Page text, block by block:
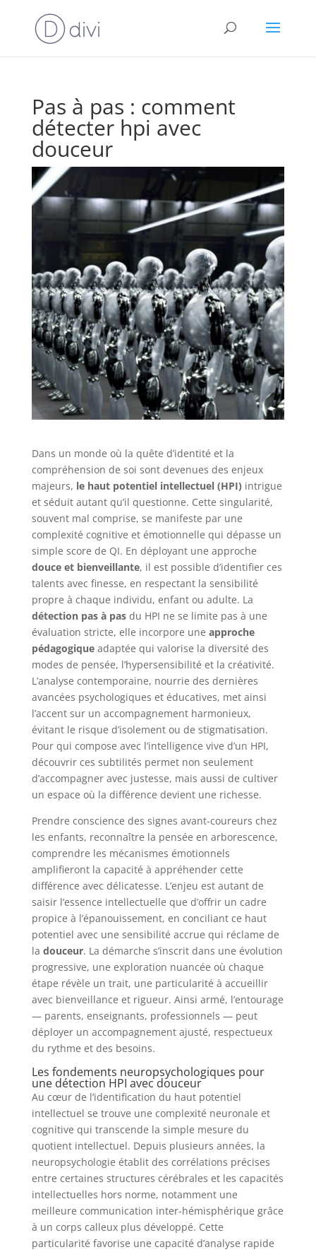
Pas à pas : comment
détecter hpi avec
douceur
Dans un monde où la quête d’identité et la
compréhension de soi sont devenues des enjeux
majeurs, le haut potentiel intellectuel (HPI) intrigue
et séduit autant qu’il questionne. Cette singularité,
souvent mal comprise, se manifeste par une
complexité cognitive et émotionnelle qui dépasse un
simple score de QI. En déployant une approche
douce et bienveillante, il est possible d’identifier ces
talents avec finesse, en respectant la sensibilité
propre à chaque individu, enfant ou adulte. La
détection pas à pasdu HPI ne se limite pas à une
évaluation stricte, elle incorpore une approche
pédagogiqueadaptée qui valorise la diversité des
modes de pensée, l’hypersensibilité et la créativité.
L’analyse contemporaine, nourrie des dernières
avancées psychologiques et éducatives, met ainsi
l’accent sur un accompagnement harmonieux,
évitant le risque d’isolement ou de stigmatisation.
Pour qui compose avec l’intelligence vive d’un HPI,
découvrir ces subtilités permet non seulement
d’accompagner avec justesse, mais aussi de cultiver
un espace où la différence devient une richesse.
Prendre conscience des signes avant-coureurs chez
les enfants, reconnaître la pensée en arborescence,
comprendre les mécanismes émotionnels
amplifieront la capacité à appréhender cette
différence avec délicatesse. L’enjeu est autant de
saisir l’essence intellectuelle que d’offrir un cadre
propice à l’épanouissement, en conciliant ce haut
potentiel avec une sensibilité accrue qui réclame de
la douceur. La démarche s’inscrit dans une évolution
progressive, une exploration nuancée où chaque
étape révèle un trait, une particularité à accueillir
avec bienveillance et rigueur. Ainsi armé, l’entourage
— parents, enseignants, professionnels — peut
déployer un accompagnement ajusté, respectueux
du rythme et des besoins.
Les fondements neuropsychologiques pour
une détection HPI avec douceur
Au cœur de l’identification du haut potentiel
intellectuel se trouve une complexité neuronale et
cognitive qui transcende la simple mesure du
quotient intellectuel. Depuis plusieurs années, la
neuropsychologie établit des corrélations précises
entre certaines structures cérébrales et les capacités
intellectuelles hors norme, notamment une
meilleure communication inter-hémisphérique grâce
à un corps calleux plus développé. Cette
particularité favorise une capacité d’analyse rapide